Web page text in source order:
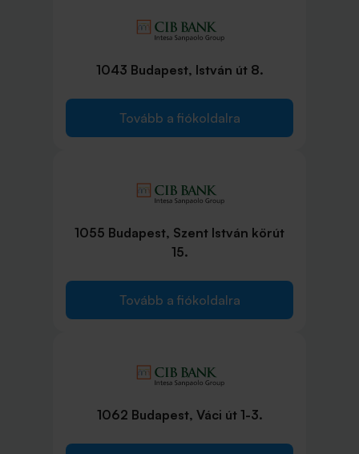
1043 Budapest, István út 8.
Tovább a fiókoldalra
1055 Budapest, Szent István körút
15.
Tovább a fiókoldalra
1062 Budapest, Váci út 1-3.